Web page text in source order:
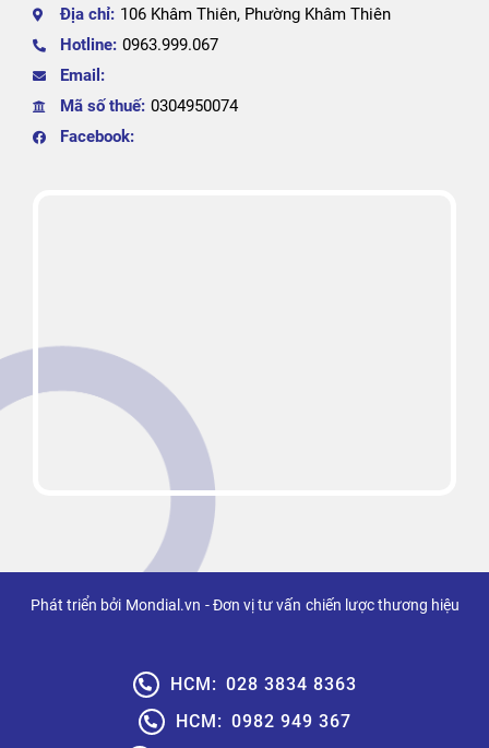
Địa chỉ: 106 Khâm Thiên, Phường Khâm Thiên
Hotline: 0963.999.067
Email:
Mã số thuế: 0304950074
Facebook:
HCM: 028 3834 8363
HCM: 0982 949 367
Phát triển bởi Mondial.vn - Đơn vị tư vấn chiến lược thương hiệu